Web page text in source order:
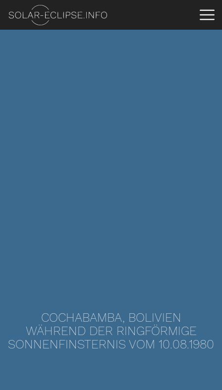
COCHABAMBA, BOLIVIEN
WÄHREND DER RINGFÖRMIGE
SONNENFINSTERNIS VOM 10.08.1980